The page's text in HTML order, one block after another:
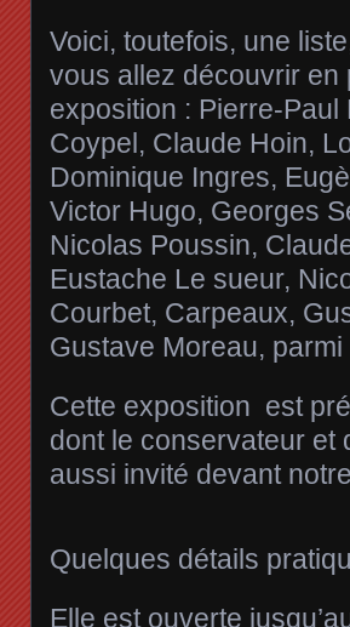
Voici, toutefois, une
vous allez découvrir
exposition : Pierre-Paul
Coypel, Claude Hoin,
Dominique Ingres,
Victor Hugo, Georges
Nicolas Poussin,
Eustache Le sueur,
Courbet, Carpeaux,
Gustave Moreau,
Cette exposition est
dont le conservateur et
aussi invité devant
Quelques détails
Elle est ouverte